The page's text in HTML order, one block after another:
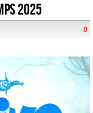
2025
0